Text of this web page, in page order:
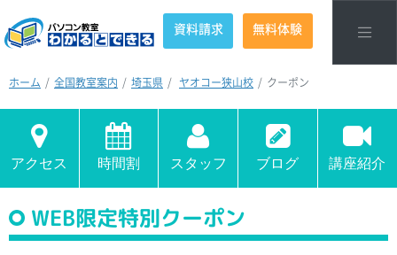
資料請求 無料体験
ホーム 全国教室案内 埼玉県 ヤオコー狭山校 クーポン
アクセス 時間割 スタッフ ブログ 講座紹介
WEB限定特別クーポン